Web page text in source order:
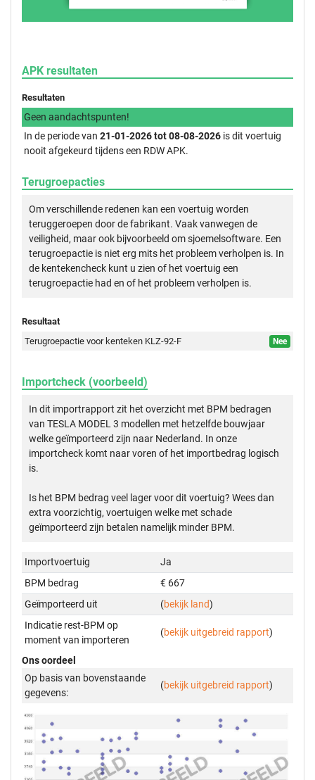
APK resultaten
Resultaten
Geen aandachtspunten!
In de periode van 21-01-2026 tot 08-08-2026 is dit voertuig
nooit afgekeurd tijdens een RDW APK.
Terugroepacties
Om verschillende redenen kan een voertuig worden
teruggeroepen door de fabrikant. Vaak vanwegen de
veiligheid, maar ook bijvoorbeeld om sjoemelsoftware. Een
terugroepactie is niet erg mits het probleem verholpen is. In
de kentekencheck kunt u zien of het voertuig een
terugroepactie had en of het probleem verholpen is.
Resultaat
Terugroepactie voor kenteken KLZ-92-F
Nee
Importcheck (voorbeeld)
In dit importrapport zit het overzicht met BPM bedragen
van TESLA MODEL 3 modellen met hetzelfde bouwjaar
welke geïmporteerd zijn naar Nederland. In onze
importcheck komt naar voren of het importbedrag logisch
is.
Is het BPM bedrag veel lager voor dit voertuig? Wees dan
extra voorzichtig, voertuigen welke met schade
geïmporteerd zijn betalen namelijk minder BPM.
Importvoertuig
Ja
BPM bedrag
€ 667
Geïmporteerd uit
(bekijk land)
Indicatie rest-BPM op
moment van importeren
(bekijk uitgebreid rapport)
Ons oordeel
Op basis van bovenstaande
gegevens:
(bekijk uitgebreid rapport)